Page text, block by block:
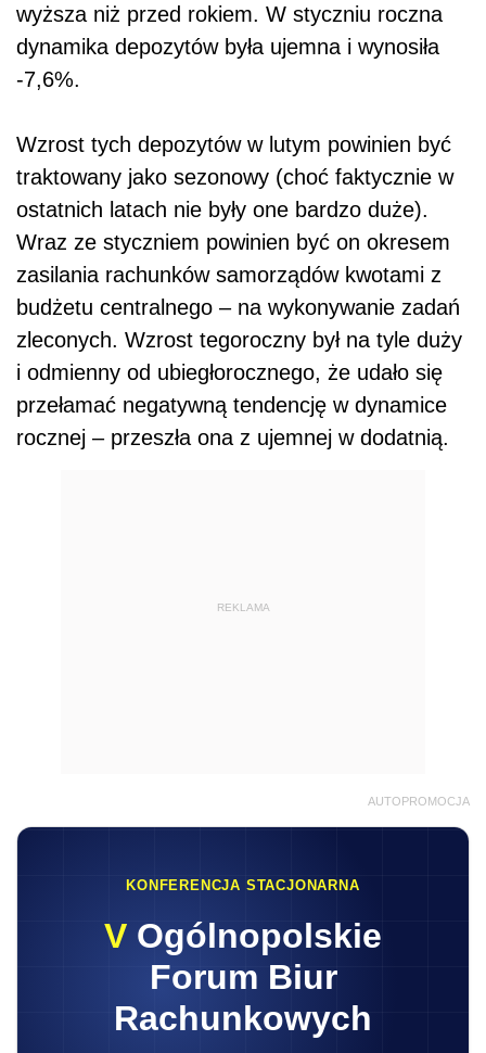
wyższa niż przed rokiem. W styczniu roczna
dynamika depozytów była ujemna i wynosiła
-7,6%.
Wzrost tych depozytów w lutym powinien być
traktowany jako sezonowy (choć faktycznie w
ostatnich latach nie były one bardzo duże).
Wraz ze styczniem powinien być on okresem
zasilania rachunków samorządów kwotami z
budżetu centralnego – na wykonywanie zadań
zleconych. Wzrost tegoroczny był na tyle duży
i odmienny od ubiegłorocznego, że udało się
przełamać negatywną tendencję w dynamice
rocznej – przeszła ona z ujemnej w dodatnią.
REKLAMA
AUTOPROMOCJA
KONFERENCJA STACJONARNA
V Ogólnopolskie
Forum Biur
Rachunkowych